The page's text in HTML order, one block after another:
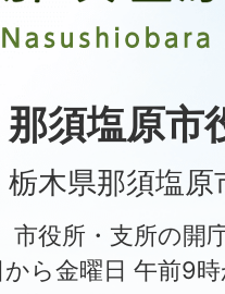
市
City
那須塩原市
木県那須塩原
市役所・支所の開
から金曜日 午前9